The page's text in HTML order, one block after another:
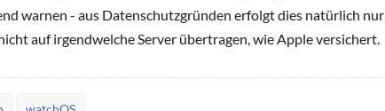
warnen - aus Datenschutzgründen erfolgt dies natürlich nur
auf irgendwelche Server übertragen, wie Apple versichert.